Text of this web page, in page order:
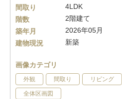
間取り
4LDK
階数
2階建て
築年月
2026年05月
建物現況
新築
画像カテゴリ
外観 間取り リビング
全体区画図